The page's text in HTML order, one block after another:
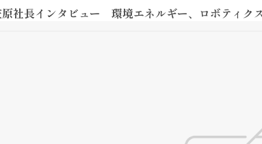
社長インタビュー 環境エネルギー、ロボティク